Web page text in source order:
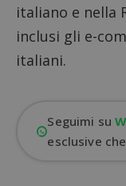
italiano e nella
inclusi gli e-
italiani.
Seguimi su
esclusive